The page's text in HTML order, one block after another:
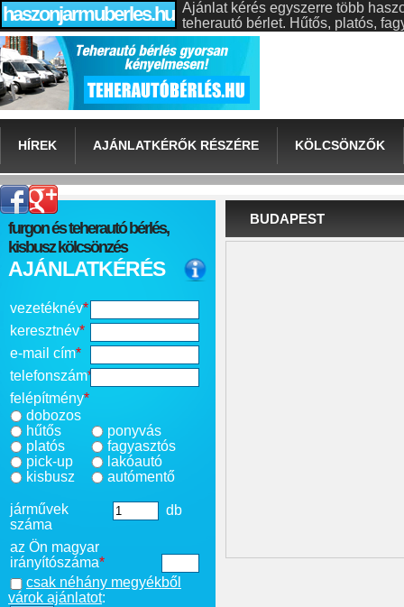
haszonjarmuberles.hu Ajánlat kérés egyszerre több
teherautó bérlet. Hűtős, platós,
HÍREK AJÁNLATKÉRŐK RÉSZÉRE KÖLCSÖNZŐK
furgon és teherautó bérlés,
kisbusz kölcsönzés
AJÁNLATKÉRÉS
vezetéknév*
keresztnév*
e-mail cím*
telefonszám*
felépítmény*
dobozos
hűtős
platós
pick-up
kisbusz
ponyvás
fagyasztós
lakóautó
autómentő
járművek
száma
db
az Ön magyar
irányítószáma*
csak néhány megyékből
várok ajánlatot:
BUDAPEST